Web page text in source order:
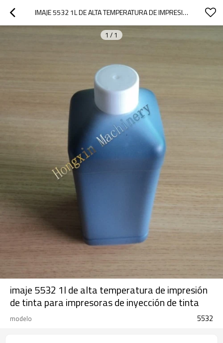
IMAJE 5532 1L DE ALTA TEMPERATURA DE IMPRESIÓN DE TINTA PARA IMPRESORAS DE INYECCIÓN DE TINTA
1 / 1
imaje 5532 1l de alta temperatura de impresión
de tinta para impresoras de inyección de tinta
modelo 5532